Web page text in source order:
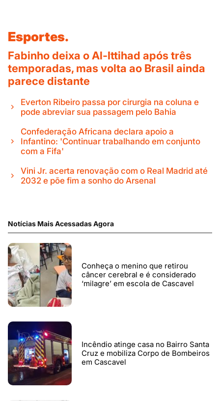
Esportes.
Fabinho deixa o Al-Ittihad após três
temporadas, mas volta ao Brasil ainda
parece distante
Everton Ribeiro passa por cirurgia na coluna e
pode abreviar sua passagem pelo Bahia
Confederação Africana declara apoio a
Infantino: 'Continuar trabalhando em conjunto
com a Fifa'
Vini Jr. acerta renovação com o Real Madrid até
2032 e põe fim a sonho do Arsenal
Notícias Mais Acessadas Agora
Conheça o menino que retirou
câncer cerebral e é considerado
‘milagre’ em escola de Cascavel
Incêndio atinge casa no Bairro Santa
Cruz e mobiliza Corpo de Bombeiros
em Cascavel